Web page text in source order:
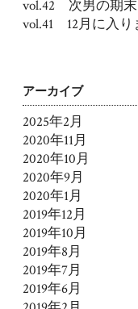
vol.42 次男の期末
vol.41 12月に入
アーカイブ
2025年2月
2020年11月
2020年10月
2020年9月
2020年1月
2019年12月
2019年10月
2019年8月
2019年7月
2019年6月